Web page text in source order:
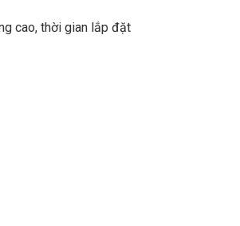
cao, thời gian lắp đặt